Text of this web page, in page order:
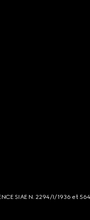
SIAE N. 2294/I/1936 et